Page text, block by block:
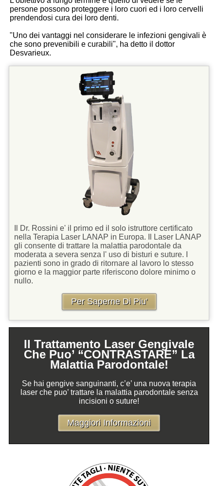
persone possono proteggere i loro cuori ed i loro cervelli
prendendosi cura dei loro denti.
"Uno dei vantaggi nel considerare le infezioni gengivali è
che sono prevenibili e curabili", ha detto il dottor
Desvarieux.
Il Dr. Rossini e' il primo ed il solo istruttore certificato
nella Terapia Laser LANAP in Europa. Il Laser LANAP
gli consente di trattare la malattia parodontale da
moderata a severa senza l' uso di bisturi e suture. I
pazienti sono in grado di ritornare al lavoro lo stesso
giorno e la maggior parte riferiscono dolore minimo o
nullo.
Per Saperne Di Piu'
Il Trattamento Laser Gengivale
Che Puo’ “CONTRASTARE” La
Malattia Parodontale!
Se hai gengive sanguinanti, c’e’ una nuova terapia
laser che puo’ trattare la malattia parodontale senza
incisioni o suture!
Maggiori Informazioni